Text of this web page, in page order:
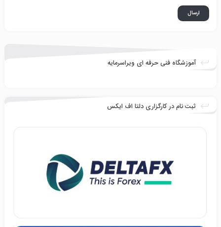
آموزشگاه فنی حرفه ای ویراسرمایه
ثبت نام در کارگزاری دلتا اف ایکس